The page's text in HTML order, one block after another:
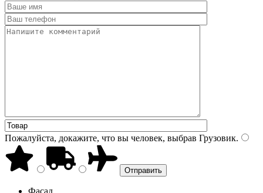
Пожалуйста, докажите, что вы человек, выбрав Грузовик.
Фасад